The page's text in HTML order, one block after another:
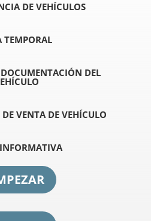
DE VEHÍCULOS
TEMPORAL
DEL
DEVENTA DE VEHÍCULO